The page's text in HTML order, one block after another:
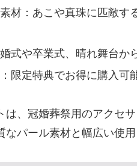
材：あこや真珠に匹敵す
式や卒業式、晴れ舞台か
限定特典でお得に購入可
は、冠婚葬祭用のアクセ
パール素材と幅広い使